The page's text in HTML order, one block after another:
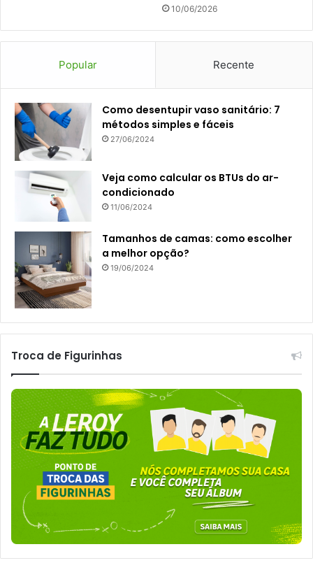
10/06/2026
Popular Recente
Como desentupir vaso sanitário: 7
métodos simples e fáceis
27/06/2024
Veja como calcular os BTUs do ar-
condicionado
11/06/2024
Tamanhos de camas: como escolher
a melhor opção?
19/06/2024
Troca de Figurinhas